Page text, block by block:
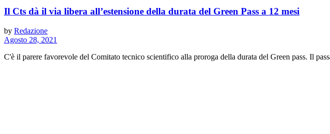
Il Cts dà il via libera all’estensione della durata del Green Pass a 12 mesi
by Redazione
Agosto 28, 2021
C'è il parere favorevole del Comitato tecnico scientifico alla proroga della durata del Green pass. Il